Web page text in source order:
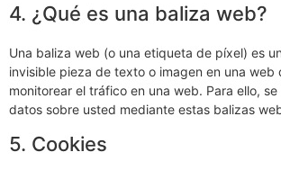
4. ¿Qué es una baliza web?
Una baliza web (o una etiqueta de píxel) es
invisible pieza de texto o imagen en una web
monitorear el tráfico en una web. Para ello,
datos sobre usted mediante estas balizas
5. Cookies